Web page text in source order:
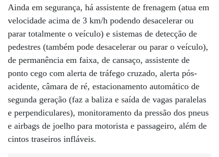
Ainda em segurança, há assistente de frenagem (atua em
velocidade acima de 3 km/h podendo desacelerar ou
parar totalmente o veículo) e sistemas de detecção de
pedestres (também pode desacelerar ou parar o veículo),
de permanência em faixa, de cansaço, assistente de
ponto cego com alerta de tráfego cruzado, alerta pós-
acidente, câmara de ré, estacionamento automático de
segunda geração (faz a baliza e saída de vagas paralelas
e perpendiculares), monitoramento da pressão dos pneus
e airbags de joelho para motorista e passageiro, além de
cintos traseiros infláveis.